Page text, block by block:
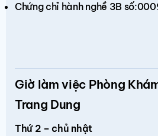
Chứng chỉ hành nghề 3B
Giờ làm việc Phòng
Trang Dung
Thứ 2 – chủ nhật